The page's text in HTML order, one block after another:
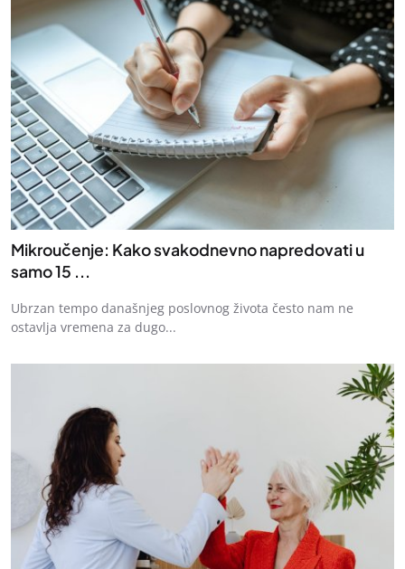
Mikroučenje: Kako svakodnevno napredovati u
samo 15 ...
Ubrzan tempo današnjeg poslovnog života često nam ne
ostavlja vremena za dugo...